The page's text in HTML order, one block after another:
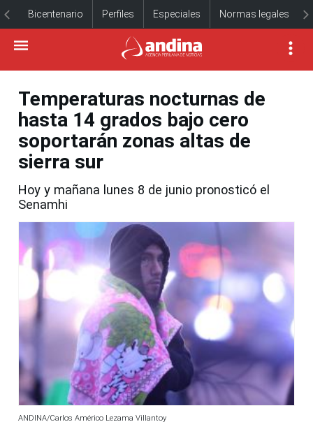
Bicentenario Perfiles Especiales Normas legales
Temperaturas nocturnas de
hasta 14 grados bajo cero
soportarán zonas altas de
sierra sur
Hoy y mañana lunes 8 de junio pronosticó el
Senamhi
ANDINA/Carlos Américo Lezama Villantoy